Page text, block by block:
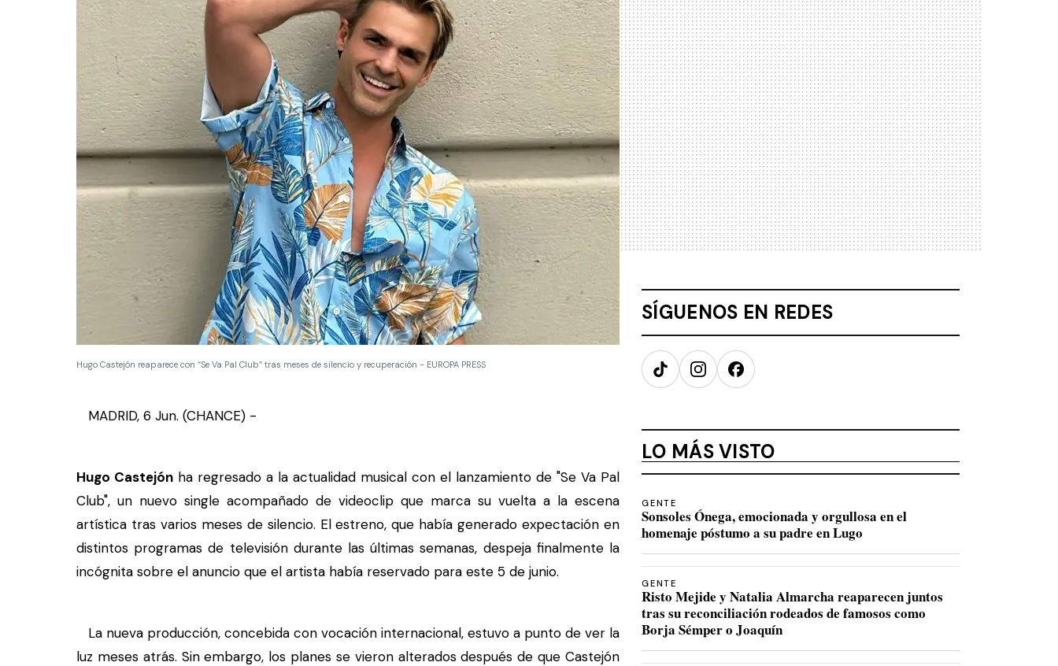
Hugo Castejón reaparece con “Se Va Pal Club” tras meses de silencio y recuperación - EUROPA PRESS
MADRID, 6 Jun. (CHANCE) -
Hugo Castejón ha regresado a la actualidad musical con el lanzamiento de "Se Va Pal
Club", un nuevo single acompañado de videoclip que marca su vuelta a la escena
artística tras varios meses de silencio. El estreno, que había generado expectación en
distintos programas de televisión durante las últimas semanas, despeja finalmente la
incógnita sobre el anuncio que el artista había reservado para este 5 de junio.
La nueva producción, concebida con vocación internacional, estuvo a punto de ver la
luz meses atrás. Sin embargo, los planes se vieron alterados después de que Castejón
SÍGUENOS EN REDES
TikTokInstagramFacebook
LO MÁS VISTO
GENTE
Sonsoles Ónega, emocionada y orgullosa en el
homenaje póstumo a su padre en Lugo
GENTE
Risto Mejide y Natalia Almarcha reaparecen juntos
tras su reconciliación rodeados de famosos como
Borja Sémper o Joaquín